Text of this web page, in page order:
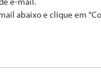
abaixo e clique em